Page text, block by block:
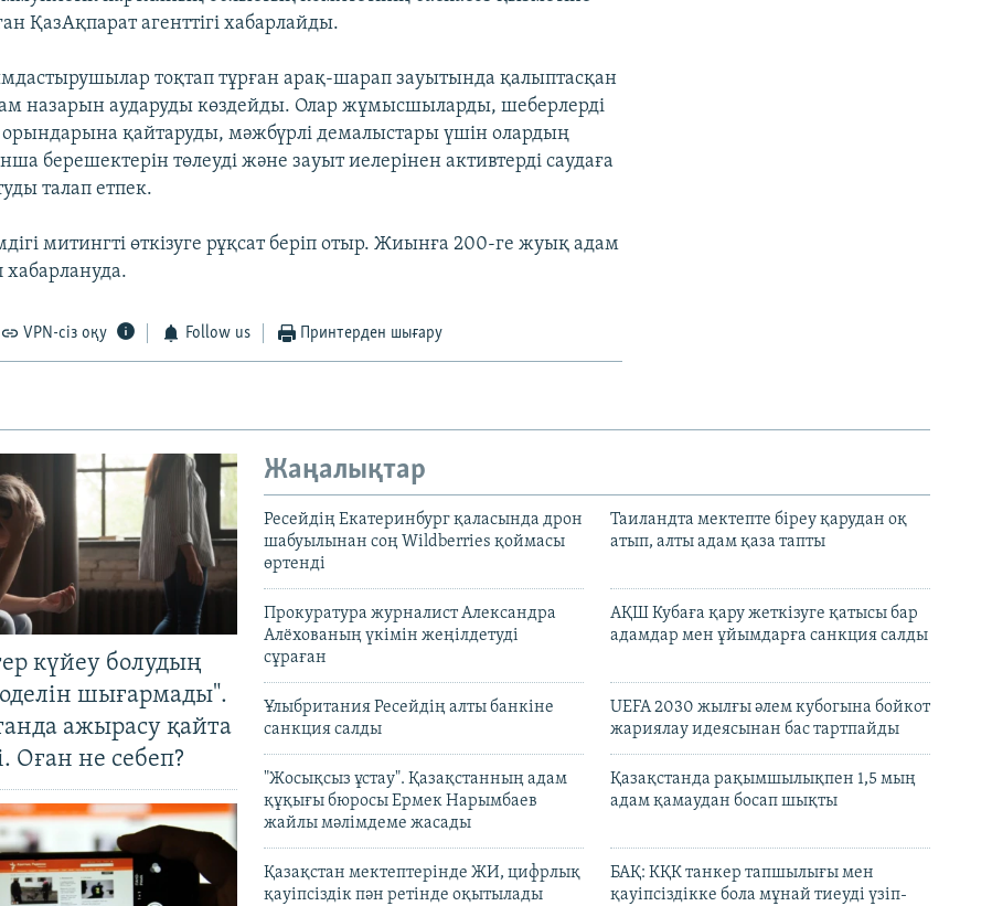
ҚазАқпарат агенттігі хабарлайды.
тоқтап тұрған арақ-шарап зауытында қалыптасқан
назарын аударуды көздейды. Олар жұмысшыларды, шеберлерді
қайтаруды, мәжбүрлі демалыстары үшін олардың
берешектерін төлеуді және зауыт иелерінен активтерді саудаға
талап етпек.
митингті өткізуге рұқсат беріп отыр. Жиынға 200-ге жуық адам
VPN-сіз оқу Follow us Принтерден шығару
күйеу болудың
шығармады".
ажырасу қайта
Оған не себеп?
Жаңалықтар
Ресейдің Екатеринбург қаласында дрон
шабуылынан соң Wildberries қоймасы
өртенді
Таиландта мектепте біреу қарудан оқ
атып, алты адам қаза тапты
Прокуратура журналист Александра
Алёхованың үкімін жеңілдетуді
сұраған
АҚШ Кубаға қару жеткізуге қатысы бар
адамдар мен ұйымдарға санкция салды
Ұлыбритания Ресейдің алты банкіне
санкция салды
UEFA 2030 жылғы әлем кубогына бойкот
жариялау идеясынан бас тартпайды
"Жосықсыз ұстау". Қазақстанның адам
құқығы бюросы Ермек Нарымбаев
жайлы мәлімдеме жасады
Қазақстанда рақымшылықпен 1,5 мың
адам қамаудан босап шықты
Қазақстан мектептерінде ЖИ, цифрлық
қауіпсіздік пән ретінде оқытылады
БАҚ: КҚК танкер тапшылығы мен
қауіпсіздікке бола мұнай тиеуді үзіп-